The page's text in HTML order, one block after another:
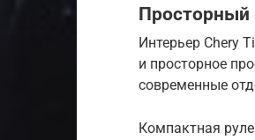
Просторный
Интерьер Chery
и просторное
современные
Компактная